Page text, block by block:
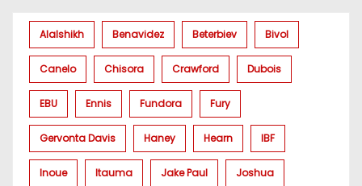
Alalshikh Benavidez Beterbiev Bivol
Canelo Chisora Crawford Dubois
EBU Ennis Fundora Fury
Gervonta Davis Haney Hearn IBF
Inoue Itauma Jake Paul Joshua